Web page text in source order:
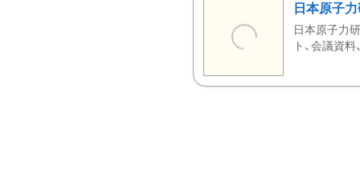
日本原子
日本原子力
ト、会議資